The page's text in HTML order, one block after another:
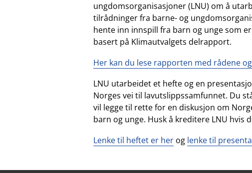
ungdomsorganisasjoner (LNU) om å
tilrådninger fra barne- og
hente inn innspill fra barn og unge som
basert på Klimautvalgets delrapport.
Her kan du lese rapporten med rådene
LNU utarbeidet et hefte og en
Norges vei til lavutslippssamfunnet. Du
vil legge til rette for en diskusjon om
barn og unge. Husk å kreditere LNU hvis
Lenke til heftet er her og lenke til